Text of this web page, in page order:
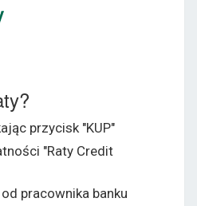
przycisk "KUP"
"Raty Credit
pracownika banku